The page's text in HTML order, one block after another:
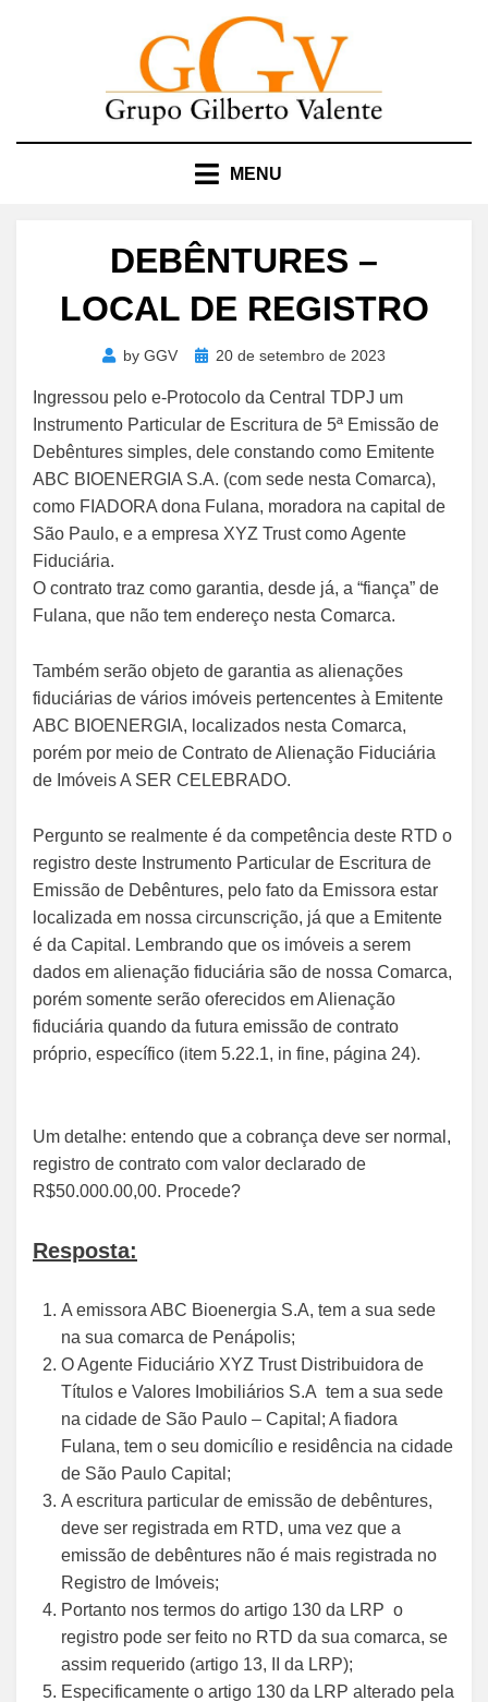
MENU
DEBÊNTURES –
LOCAL DE REGISTRO
by GGV
Posted20 de setembro de 2023
Ingressou pelo e-Protocolo da Central TDPJ um
Instrumento Particular de Escritura de 5ª Emissão de
Debêntures simples, dele constando como Emitente
ABC BIOENERGIA S.A. (com sede nesta Comarca),
como FIADORA dona Fulana, moradora na capital de
São Paulo, e a empresa XYZ Trust como Agente
Fiduciária.
O contrato traz como garantia, desde já, a “fiança” de
Fulana, que não tem endereço nesta Comarca.
Também serão objeto de garantia as alienações
fiduciárias de vários imóveis pertencentes à Emitente
ABC BIOENERGIA, localizados nesta Comarca,
porém por meio de Contrato de Alienação Fiduciária
de Imóveis A SER CELEBRADO.
Pergunto se realmente é da competência deste RTD o
registro deste Instrumento Particular de Escritura de
Emissão de Debêntures, pelo fato da Emissora estar
localizada em nossa circunscrição, já que a Emitente
é da Capital. Lembrando que os imóveis a serem
dados em alienação fiduciária são de nossa Comarca,
porém somente serão oferecidos em Alienação
fiduciária quando da futura emissão de contrato
próprio, específico (item 5.22.1, in fine, página 24).
Um detalhe: entendo que a cobrança deve ser normal,
registro de contrato com valor declarado de
R$50.000.00,00. Procede?
Resposta:
A emissora ABC Bioenergia S.A, tem a sua sede
na sua comarca de Penápolis;
O Agente Fiduciário XYZ Trust Distribuidora de
Títulos e Valores Imobiliários S.A tem a sua sede
na cidade de São Paulo – Capital; A fiadora
Fulana, tem o seu domicílio e residência na cidade
de São Paulo Capital;
A escritura particular de emissão de debêntures,
deve ser registrada em RTD, uma vez que a
emissão de debêntures não é mais registrada no
Registro de Imóveis;
Portanto nos termos do artigo 130 da LRP o
registro pode ser feito no RTD da sua comarca, se
assim requerido (artigo 13, II da LRP);
Especificamente o artigo 130 da LRP alterado pela